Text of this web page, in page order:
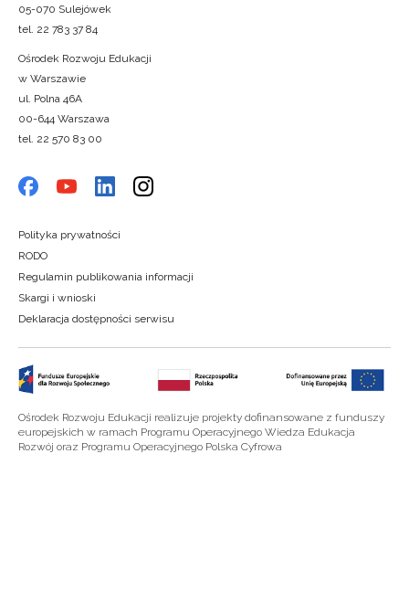
05-070 Sulejówek
tel. 22 783 37 84
Ośrodek Rozwoju Edukacji
w Warszawie
ul. Polna 46A
00-644 Warszawa
tel. 22 570 83 00
Polityka prywatności
RODO
Regulamin publikowania informacji
Skargi i wnioski
Deklaracja dostępności serwisu
Ośrodek Rozwoju Edukacji realizuje projekty dofinansowane z funduszy
europejskich w ramach Programu Operacyjnego Wiedza Edukacja
Rozwój oraz Programu Operacyjnego Polska Cyfrowa